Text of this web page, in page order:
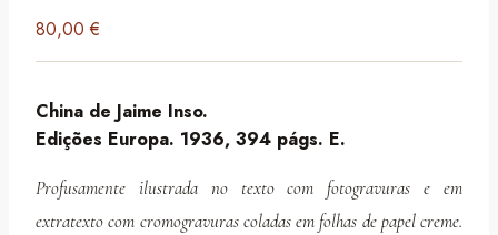
80,00€
China de Jaime Inso.
Edições Europa. 1936, 394 págs. E.
Profusamente ilustrada no texto com fotogravuras e em
extratexto com cromogravuras coladas em folhas de papel creme.